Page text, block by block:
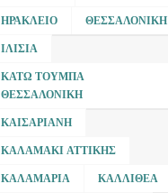
ΗΡΆΚΛΕΙΟ ΘΕΣΣΑΛΟΝΊΚΗ
ΙΛΊΣΙΑ
ΚΆΤΩ ΤΟΎΜΠΑ
ΘΕΣΣΑΛΟΝΊΚΗ
ΚΑΙΣΑΡΙΑΝΉ
ΚΑΛΑΜΆΚΙ ΑΤΤΙΚΉΣ
ΚΑΛΑΜΑΡΙΆ ΚΑΛΛΙΘΈΑ